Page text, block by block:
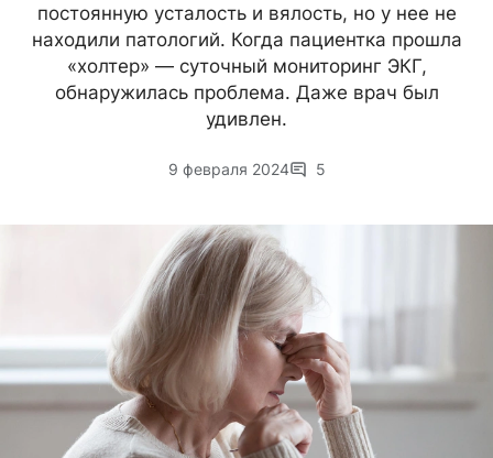
постоянную усталость и вялость, но у нее не
находили патологий. Когда пациентка прошла
«холтер» — суточный мониторинг ЭКГ,
обнаружилась проблема. Даже врач был
удивлен.
9 февраля 2024 5